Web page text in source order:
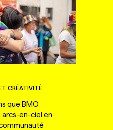
CRÉATIVITÉ
que BMO
en-ciel en